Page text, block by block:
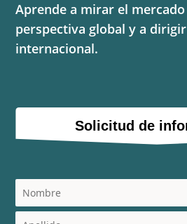
Aprende a mirar el mercado
perspectiva global y a
internacional.
Solicitud de